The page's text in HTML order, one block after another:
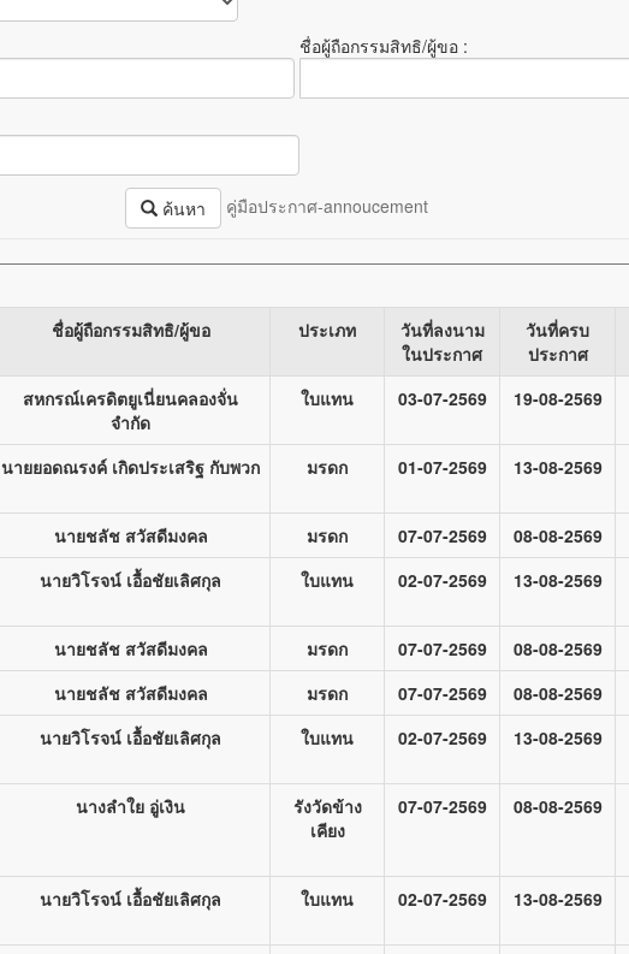
ชื่อผู้ถือกรรมสิทธิ/ผู้ขอ :
ค้นหา คู่มือประกาศ-annoucement
ชื่อผู้ถือกรรมสิทธิ/ผู้ขอ ประเภท
วันที่ลงนาม
ในประกาศ
วันที่ครบ
ประกาศ
สหกรณ์เครดิตยูเนี่ยนคลองจั่น
จำกัด
ใบแทน 03-07-2569 19-08-2569
นายยอดณรงค์ เกิดประเสริฐ กับพวก มรดก 01-07-2569 13-08-2569
นายชลัช สวัสดีมงคล มรดก 07-07-2569 08-08-2569
นายวิโรจน์ เอื้อชัยเลิศกุล ใบแทน 02-07-2569 13-08-2569
นายชลัช สวัสดีมงคล มรดก 07-07-2569 08-08-2569
นายชลัช สวัสดีมงคล มรดก 07-07-2569 08-08-2569
นายวิโรจน์ เอื้อชัยเลิศกุล ใบแทน 02-07-2569 13-08-2569
นางลำใย อู่เงิน
รังวัดข้าง
เคียง
07-07-2569 08-08-2569
นายวิโรจน์ เอื้อชัยเลิศกุล ใบแทน 02-07-2569 13-08-2569